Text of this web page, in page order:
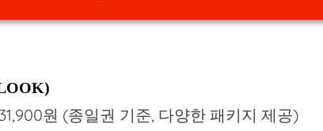
원 (종일권 기준, 다양한 패키지 제공)